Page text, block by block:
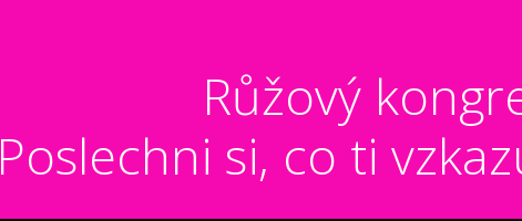
Růžový
Poslechni si, co ti